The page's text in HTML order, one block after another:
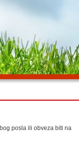
posla ili obveza biti na